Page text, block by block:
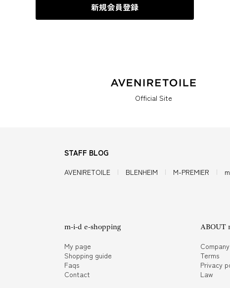
Official Site
STAFF BLOG
AVENIRETOILE BLENHEIM M-PREMIER
m-i-d e-shopping
My page
Shopping guide
Faqs
Contact
ABOUT
Company
Terms
Privacy
Law